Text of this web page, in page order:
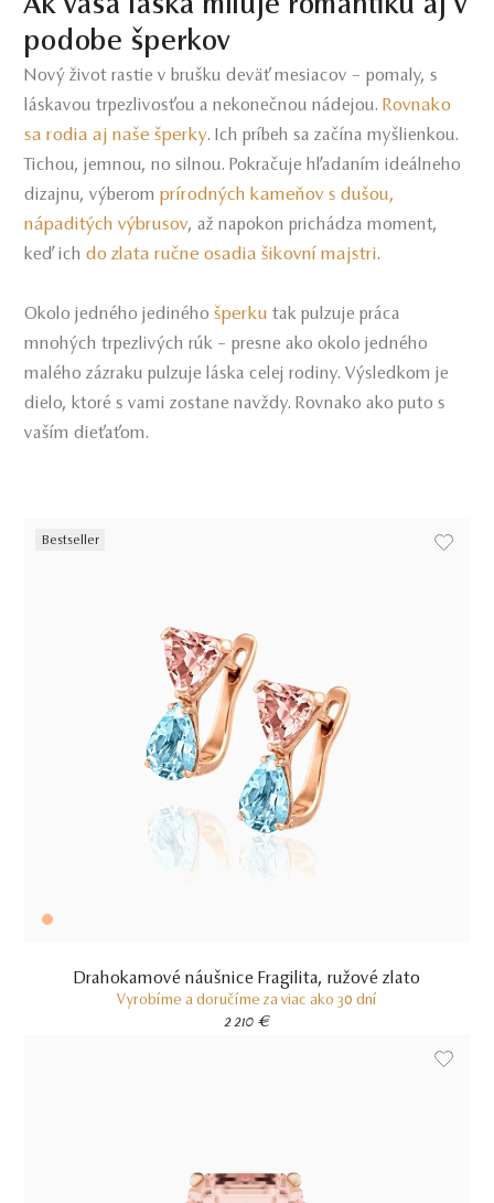
Ak vaša láska miluje romantiku aj v
podobe šperkov
Nový život rastie v brušku deväť mesiacov – pomaly, s
láskavou trpezlivosťou a nekonečnou nádejou. Rovnako
sa rodia aj naše šperky. Ich príbeh sa začína myšlienkou.
Tichou, jemnou, no silnou. Pokračuje hľadaním ideálneho
dizajnu, výberomprírodných kameňov s dušou,
nápaditých výbrusov, až napokon prichádza moment,
keď ich do zlata ručne osadia šikovní majstri.
Okolo jedného jedinéhošperku tak pulzuje práca
mnohých trpezlivých rúk – presne ako okolo jedného
malého zázraku pulzuje láska celej rodiny. Výsledkom je
dielo, ktoré s vami zostane navždy. Rovnako ako puto s
vaším dieťaťom.
Bestseller
Drahokamové náušnice Fragilita, ružové zlato
Vyrobíme a doručíme za viac ako 30 dní
2 210 €